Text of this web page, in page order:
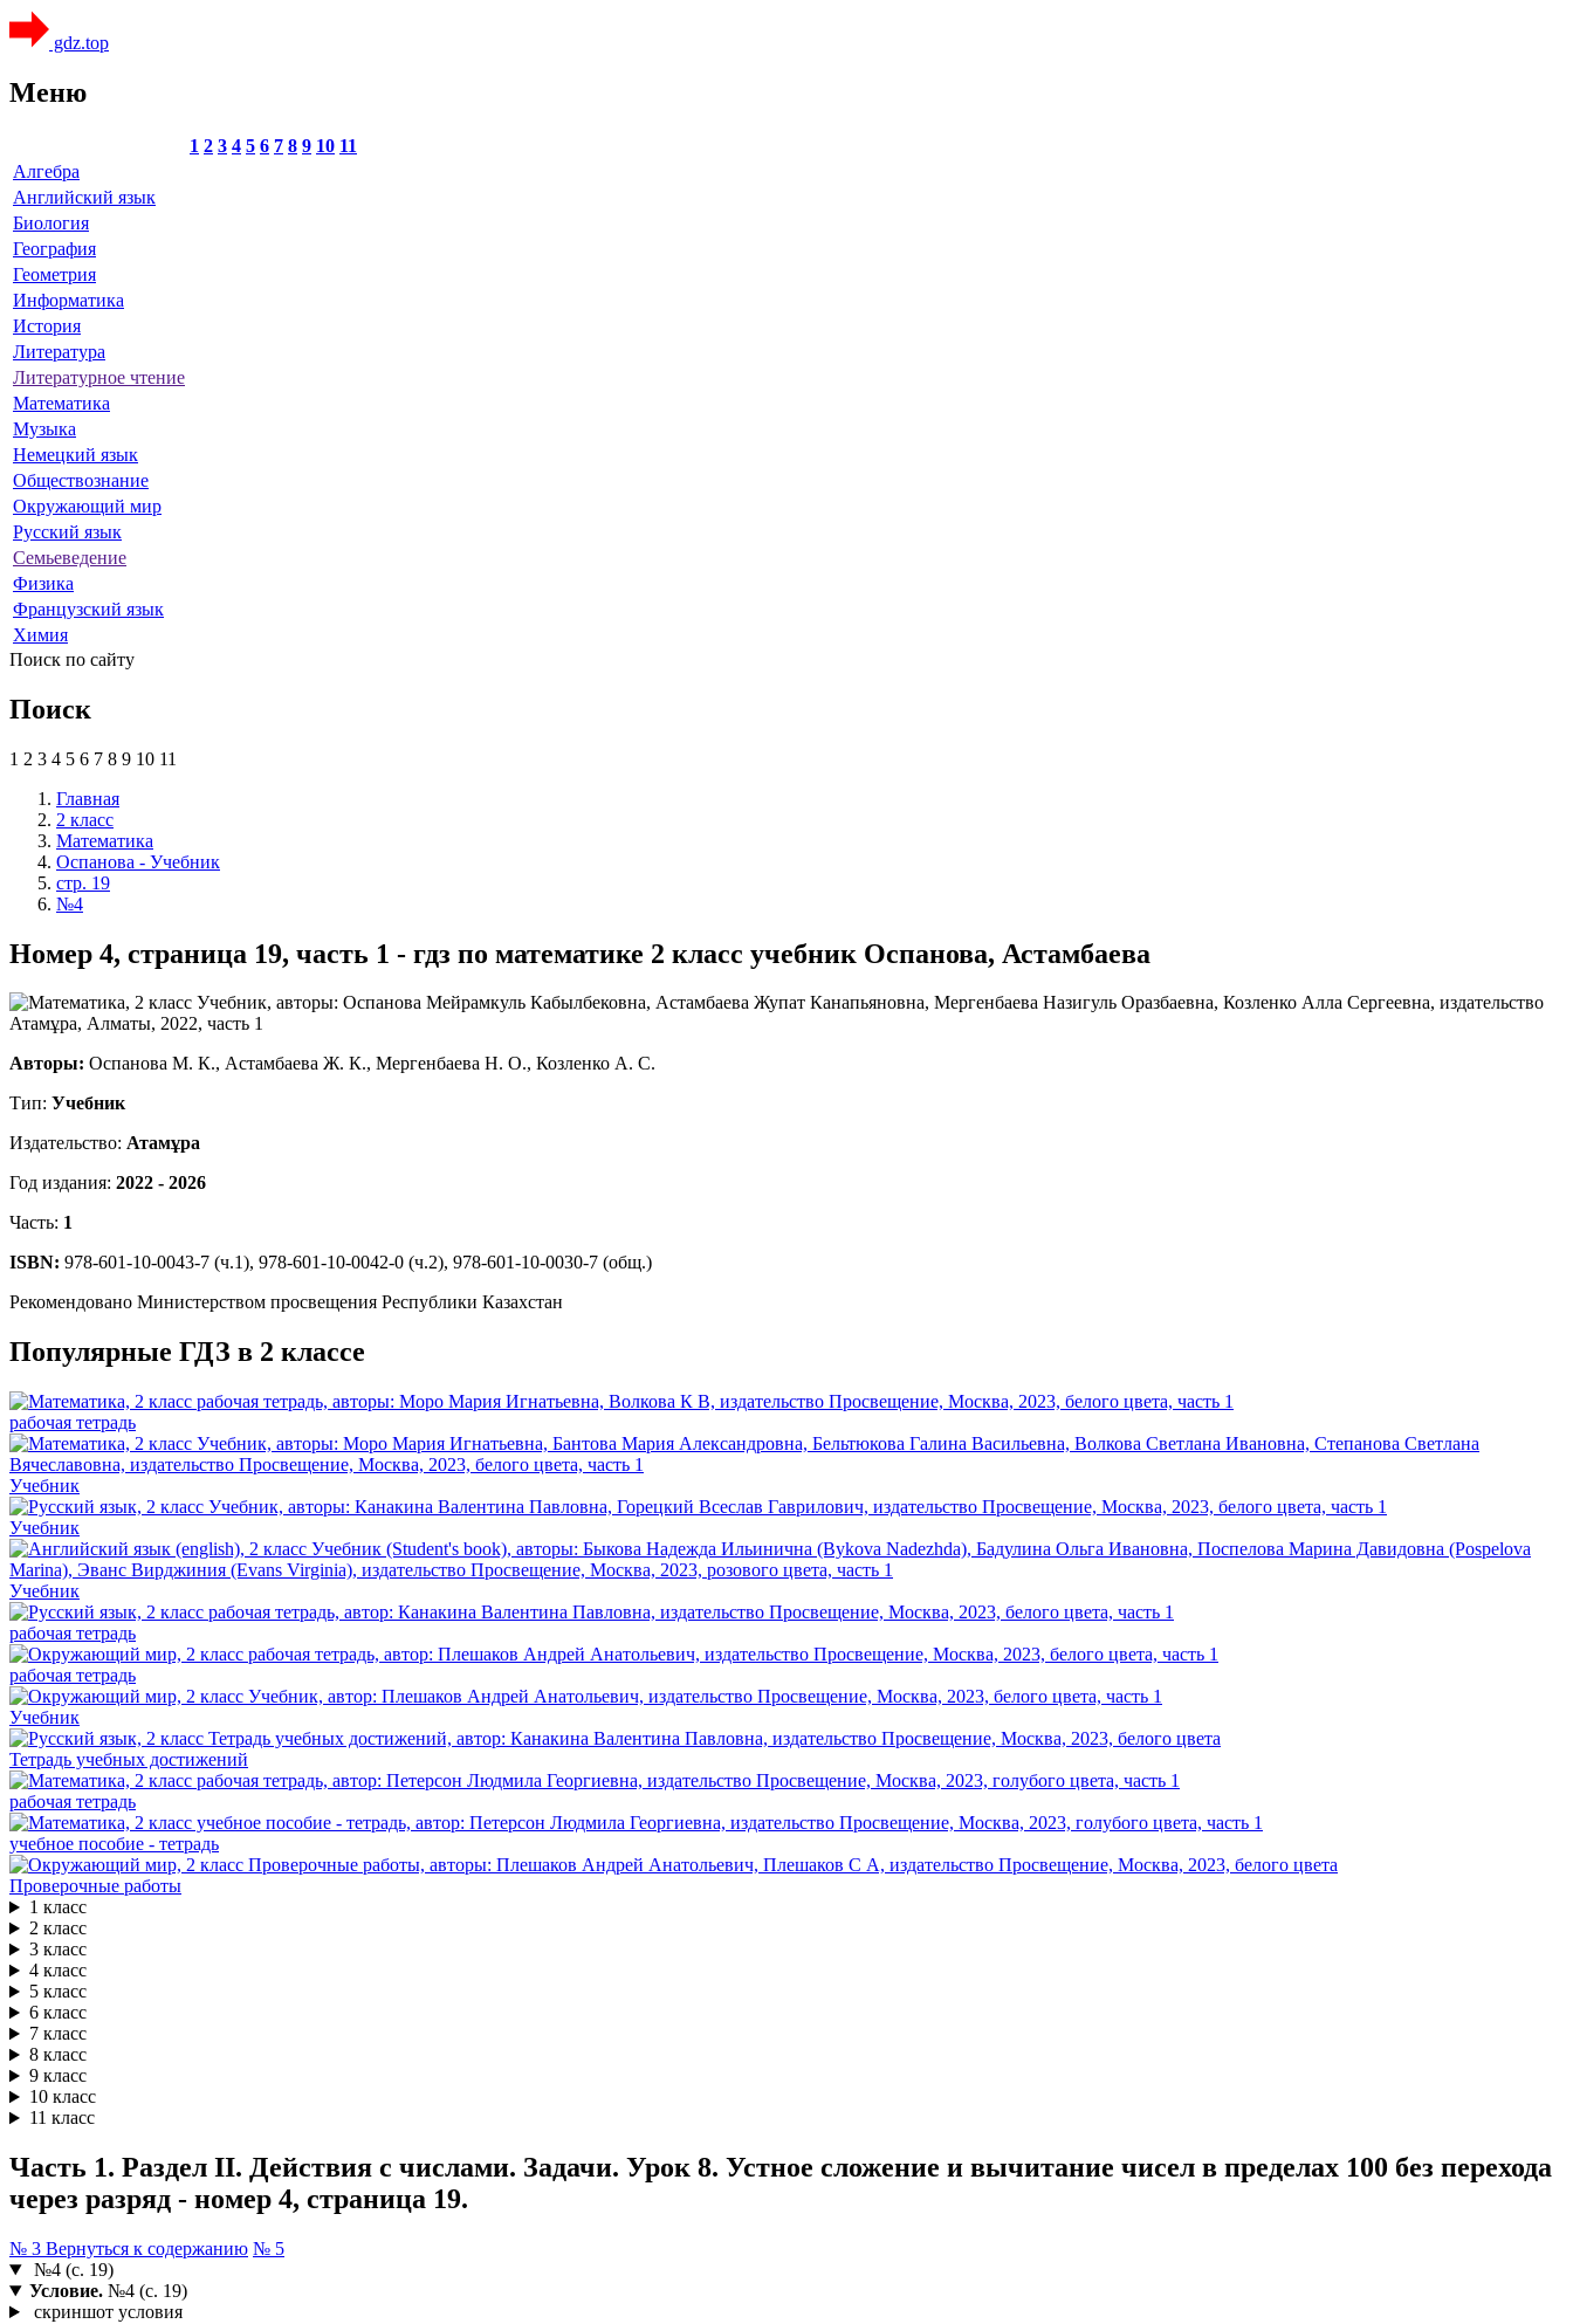
gdz.top
Меню
1 2 3 4 5 6 7 8 9 10 11
Алгебра
Английский язык
Биология
География
Геометрия
Информатика
История
Литература
Литературное чтение
Математика
Музыка
Немецкий язык
Обществознание
Окружающий мир
Русский язык
Семьеведение
Физика
Французский язык
Химия
Поиск по сайту
Поиск
1 2 3 4 5 6 7 8 9 10 11
Главная
2 класс
Математика
Оспанова - Учебник
стр. 19
№4
Номер 4, страница 19, часть 1 - гдз по математике 2 класс учебник Оспанова, Астамбаева
Авторы: Оспанова М. К., Астамбаева Ж. К., Мергенбаева Н. О., Козленко А. С.
Тип: Учебник
Издательство: Атамұра
Год издания: 2022 - 2026
Часть: 1
ISBN: 978-601-10-0043-7 (ч.1), 978-601-10-0042-0 (ч.2), 978-601-10-0030-7 (общ.)
Рекомендовано Министерством просвещения Республики Казахстан
Популярные ГДЗ в 2 классе
рабочая тетрадь
Учебник
Учебник
Учебник
рабочая тетрадь
рабочая тетрадь
Учебник
Тетрадь учебных достижений
рабочая тетрадь
учебное пособие - тетрадь
Проверочные работы
1 класс
2 класс
3 класс
4 класс
5 класс
6 класс
7 класс
8 класс
9 класс
10 класс
11 класс
Часть 1. Раздел II. Действия с числами. Задачи. Урок 8. Устное сложение и вычитание чисел в пределах 100 без перехода
через разряд - номер 4, страница 19.
№ 3 Вернуться к содержанию № 5
№4 (с. 19)
Условие.№4 (с. 19)
скриншот условия